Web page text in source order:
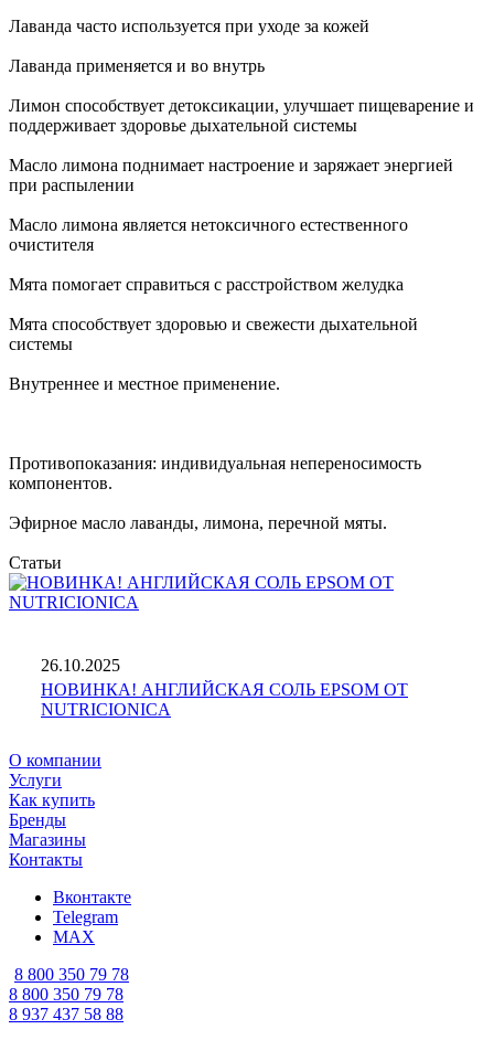
Лаванда часто используется при уходе за кожей
Лаванда применяется и во внутрь
Лимон способствует детоксикации, улучшает пищеварение и
поддерживает здоровье дыхательной системы
Масло лимона поднимает настроение и заряжает энергией
при распылении
Масло лимона является нетоксичного естественного
очистителя
Мята помогает справиться с расстройством желудка
Мята способствует здоровью и свежести дыхательной
системы
Внутреннее и местное применение.
Противопоказания: индивидуальная непереносимость
компонентов.
Эфирное масло лаванды, лимона, перечной мяты.
Статьи
26.10.2025
НОВИНКА! АНГЛИЙСКАЯ СОЛЬ EPSOM ОТ
NUTRICIONICA
О компании
Услуги
Как купить
Бренды
Магазины
Контакты
Вконтакте
Telegram
MAX
8 800 350 79 78
8 800 350 79 78
8 937 437 58 88